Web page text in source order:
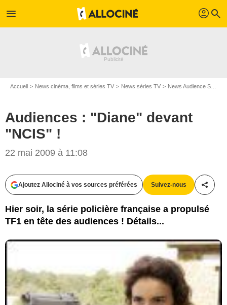
menu profil search
Accueil News cinéma, films et séries TV News séries TV News Audience Séries TV
Audiences : "Diane" devant
"NCIS" !
22 mai 2009 à 11:08
Ajoutez Allociné à vos sources préférées Suivez-nous
Hier soir, la série policière française a propulsé
TF1 en tête des audiences ! Détails...